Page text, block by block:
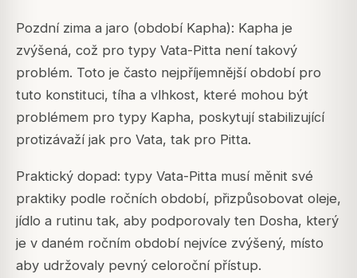
Pozdní zima a jaro (období Kapha): Kapha je
zvýšená, což pro typy Vata-Pitta není takový
problém. Toto je často nejpříjemnější období pro
tuto konstituci, tíha a vlhkost, které mohou být
problémem pro typy Kapha, poskytují stabilizující
protizávaží jak pro Vata, tak pro Pitta.
Praktický dopad: typy Vata-Pitta musí měnit své
praktiky podle ročních období, přizpůsobovat oleje,
jídlo a rutinu tak, aby podporovaly ten Dosha, který
je v daném ročním období nejvíce zvýšený, místo
aby udržovaly pevný celoroční přístup.